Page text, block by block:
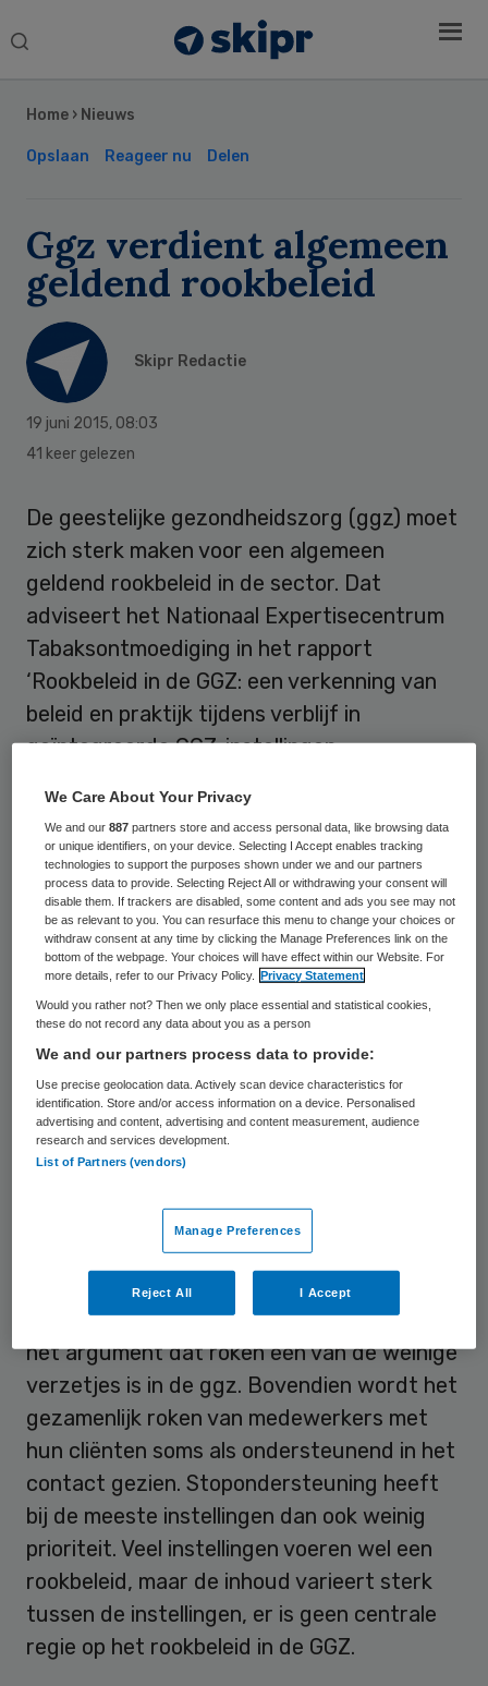
Search
Home › Nieuws
Opslaan Reageer nu Delen
Ggz verdient algemeen
geldend rookbeleid
Skipr Redactie
19 juni 2015, 08:03
41 keer gelezen
De geestelijke gezondheidszorg (ggz) moet
zich sterk maken voor een algemeen
geldend rookbeleid in de sector. Dat
adviseert het Nationaal Expertisecentrum
Tabaksontmoediging in het rapport
‘Rookbeleid in de GGZ: een verkenning van
beleid en praktijk tijdens verblijf in
geïntegreerde GGZ-instellingen,
Hetexpertisecentrumconstateert dat er
in de sector weinig aandacht is voor
stoppen met roken, ondanks het feit dat
roken één van de belangrijkste oorzaken is
van vroegtijdige sterfte en er in de ggz
buitenproportioneel veel gerookt wordt. Zo
rookt 60 procent van mensen met
schizofrenie, terwijl de algemene bevolking
rond de 20 procent dagelijkse rokers telt.
Daar komt nog bij dat de werking van veel
voorgeschreven medicijnen negatief
Cliëntcontact
Roken in de ggz wordt vaak vergoelijkt met
het argument dat roken één van de weinige
verzetjes is in de ggz. Bovendien wordt het
gezamenlijk roken van medewerkers met
hun cliënten soms als ondersteunend in het
contact gezien. Stopondersteuning heeft
bij de meeste instellingen dan ook weinig
prioriteit. Veel instellingen voeren wel een
rookbeleid, maar de inhoud varieert sterk
tussen de instellingen, er is geen centrale
regie op het rookbeleid in de GGZ.
Sidebar
We Care About Your Privacy
We and our887 partners store and access personal data, like browsing data
or unique identifiers, on your device. Selecting I Accept enables tracking
technologies to support the purposes shown under we and our partners
process data to provide. Selecting Reject All or withdrawing your consent will
disable them. If trackers are disabled, some content and ads you see may not
be as relevant to you. You can resurface this menu to change your choices or
withdraw consent at any time by clicking the Manage Preferences link on the
bottom of the webpage. Your choices will have effect within our Website. For
more details, refer to our Privacy Policy.
Privacy Statement
Would you rather not? Then we only place essential and statistical cookies,
these do not record any data about you as a person
We and our partners process data to provide:
Use precise geolocation data. Actively scan device characteristics for
identification. Store and/or access information on a device. Personalised
advertising and content, advertising and content measurement, audience
research and services development.
List of Partners (vendors)
Manage Preferences
Reject All I Accept